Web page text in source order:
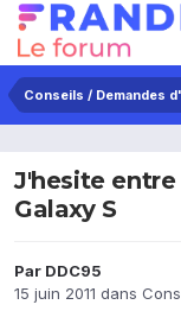
Conseils / Demandes
J'hesite entre
Galaxy S
Par DDC95
15 juin 2011 dans